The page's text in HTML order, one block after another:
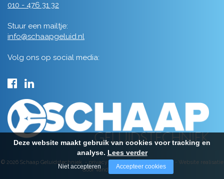
010 - 476 31 32
Stuur een mailtje:
info@schaapgeluid.nl
Volg ons op social media:
© 2026 Schaap Geluidstechniek - privacy - algemene voorwaarden- Website realisatie
door Vanderperk Groep
Deze website maakt gebruik van cookies voor tracking en
analyse. Lees verder
Niet accepteren Accepteer cookies